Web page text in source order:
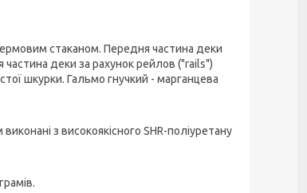
стаканом. Передня частина деки
частина деки за рахунок рейлов ("rails")
шкурки. Гальмо гнучкий - марганцева
з високоякісного SHR-поліуретану